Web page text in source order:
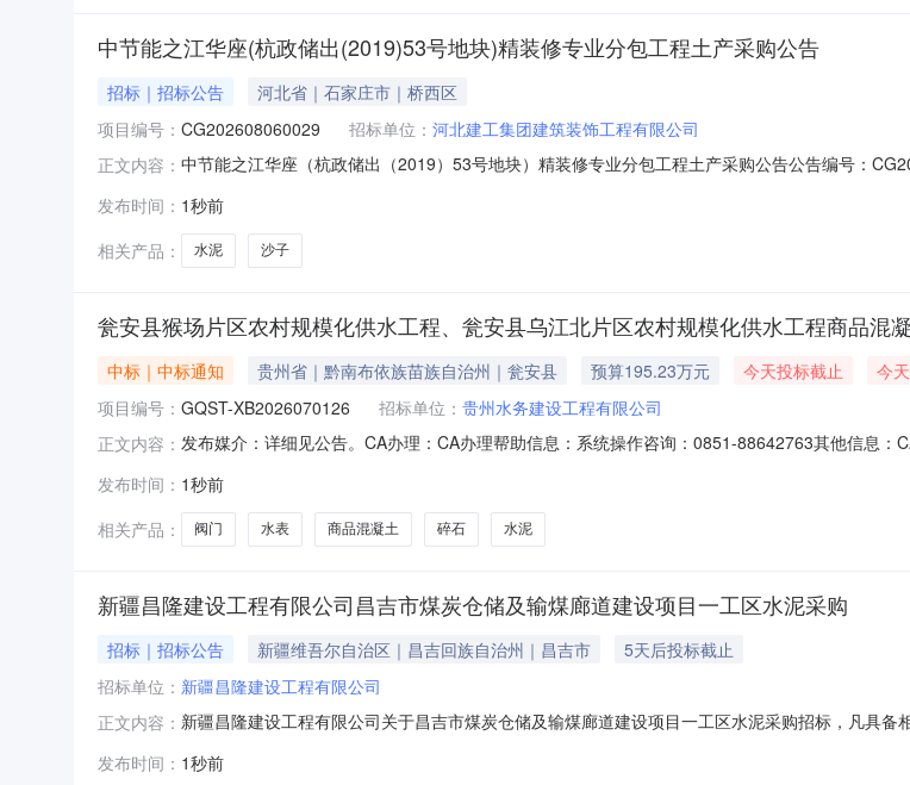
中节能之江华座(杭政储出(2019)53号地块)精装修专业分包工程土产采购公告
招标｜招标公告
河北省｜石家庄市｜桥西区
项目编号： CG202608060029 招标单位： 河北建工集团建筑装饰工程有限公司
正文内容： 中节能之江华座（杭政储出（2019）53号地块）精装修专业分包工程土产采购公告公告编号：
1115:30:0030分钟，不淘汰22阶段2026-08-1115:30:002026-08-1116:00:00
发布时间： 1秒前
相关产品：
水泥 沙子
瓮安县猴场片区农村规模化供水工程、瓮安县乌江北片区农村规模化供水工程商品混
中标｜中标通知 贵州省｜黔南布依族苗族自治州｜瓮安县 预算195.23万元 今天投标截止
今
项目编号： GQST-XB2026070126 招标单位： 贵州水务建设工程有限公司
正文内容： 发布媒介：详细见公告。CA办理：CA办理帮助信息：系统操作咨询：0851-88642763其他信息
供水工程商品混凝士、碎石、水泥、阀门、水表等材料采购交易特殊情况项目编号:GQST-
乌江北片区
发布时间： 1秒前
相关产品：
阀门 水表 商品混凝土 碎石 水泥
新疆昌隆建设工程有限公司昌吉市煤炭仓储及输煤廊道建设项目一工区水泥采购
招标｜招标公告 新疆维吾尔自治区｜昌吉回族自治州｜昌吉市
5天后投标截止
招标单位： 新疆昌隆建设工程有限公司
正文内容： 新疆昌隆建设工程有限公司关于昌吉市煤炭仓储及输煤廊道建设项目一工区水泥采购招标，凡具
执照及相关企业资质证书；2、投标人应提供的证明文件：营业执照、法人身份证照片、报价单等
发布时间： 1秒前